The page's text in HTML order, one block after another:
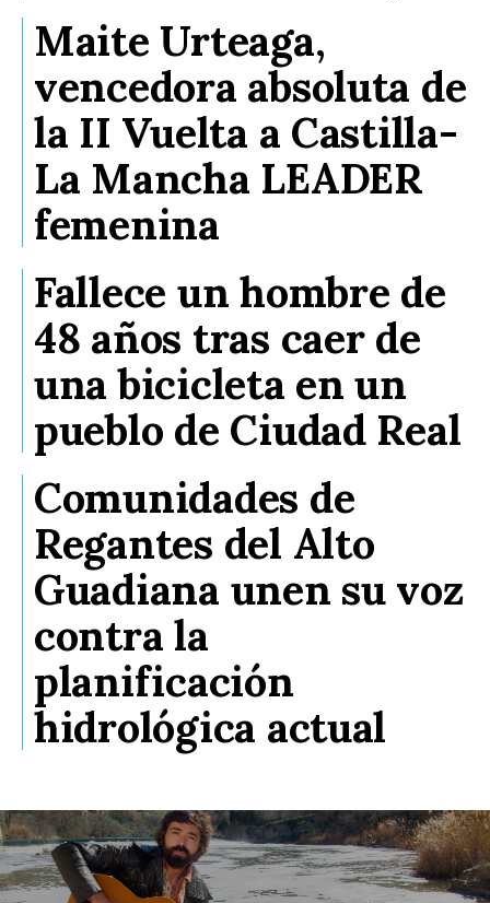
Maite Urteaga,
vencedora absoluta de
la II Vuelta a Castilla-
La Mancha LEADER
femenina
Fallece un hombre de
48 años tras caer de
una bicicleta en un
pueblo de Ciudad Real
Comunidades de
Regantes del Alto
Guadiana unen su voz
contra la
planificación
hidrológica actual